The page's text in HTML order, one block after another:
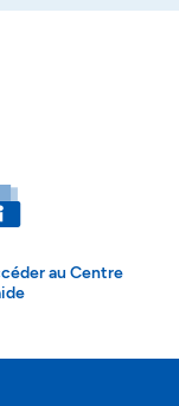
au Centre